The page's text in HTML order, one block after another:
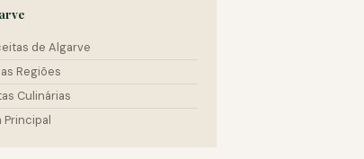
de Algarve
Regiões
Culinárias
Principal